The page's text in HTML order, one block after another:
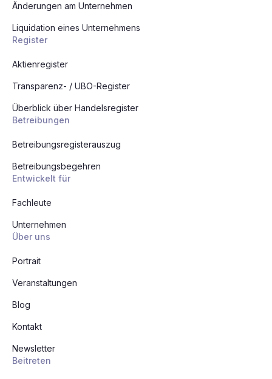
Änderungen am Unternehmen
Liquidation eines Unternehmens
Register
Aktienregister
Transparenz- / UBO-Register
Überblick über Handelsregister
Betreibungen
Betreibungsregisterauszug
Betreibungsbegehren
Entwickelt für
Fachleute
Unternehmen
Über uns
Portrait
Veranstaltungen
Blog
Kontakt
Newsletter
Beitreten